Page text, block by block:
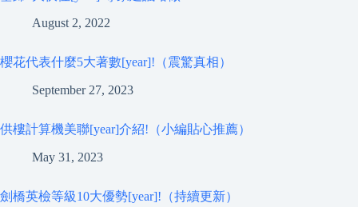
August 2, 2022
櫻花代表什麼5大著數[year]!（震驚真相）
September 27, 2023
供樓計算機美聯[year]介紹!（小編貼心推薦）
May 31, 2023
劍橋英檢等級10大優勢[year]!（持續更新）